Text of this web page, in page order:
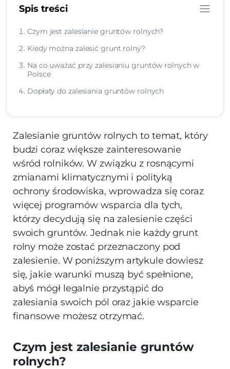
Spis treści
Czym jest zalesianie gruntów rolnych?
Kiedy można zalesić grunt rolny?
Na co uważać przy zalesianiu gruntów rolnych w
Polsce
Dopłaty do zalesiania gruntów rolnych
Zalesianie gruntów rolnych to temat, który
budzi coraz większe zainteresowanie
wśród rolników. W związku z rosnącymi
zmianami klimatycznymi i polityką
ochrony środowiska, wprowadza się coraz
więcej programów wsparcia dla tych,
którzy decydują się na zalesienie części
swoich gruntów. Jednak nie każdy grunt
rolny może zostać przeznaczony pod
zalesienie. W poniższym artykule dowiesz
się, jakie warunki muszą być spełnione,
abyś mógł legalnie przystąpić do
zalesiania swoich pól oraz jakie wsparcie
finansowe możesz otrzymać.
Czym jest zalesianie gruntów
rolnych?